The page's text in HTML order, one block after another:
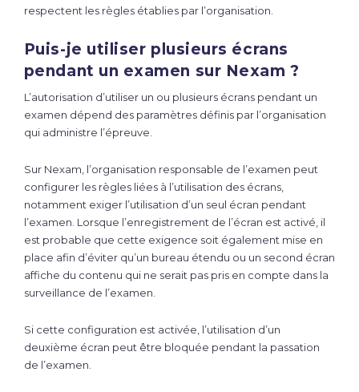
respectent les règles établies par l’organisation.
Puis-je utiliser plusieurs écrans
pendant un examen sur Nexam ?
L’autorisation d’utiliser un ou plusieurs écrans pendant un
examen dépend des paramètres définis par l’organisation
qui administre l’épreuve.
Sur Nexam, l’organisation responsable de l’examen peut
configurer les règles liées à l’utilisation des écrans,
notamment exiger l’utilisation d’un seul écran pendant
l’examen. Lorsque l’enregistrement de l’écran est activé, il
est probable que cette exigence soit également mise en
place afin d’éviter qu’un bureau étendu ou un second écran
affiche du contenu qui ne serait pas pris en compte dans la
surveillance de l’examen.
Si cette configuration est activée, l’utilisation d’un
deuxième écran peut être bloquée pendant la passation
de l’examen.